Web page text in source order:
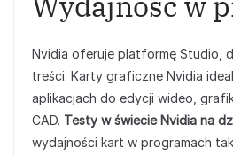
Nvidia oferuje platformę Studio,
treści. Karty graficzne Nvidia
aplikacjach do edycji wideo,
CAD. Testy w świecie Nvidia na
wydajności kart w programach